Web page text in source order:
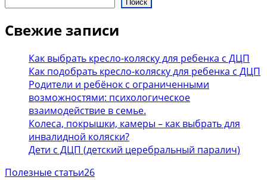
Поиск
Свежие записи
Как выбрать кресло-коляску для ребенка с ДЦП
Как подобрать кресло-коляску для ребенка с ДЦП
Родители и ребёнок с ограниченными
возможностями: психологическое
взаимодействие в семье.
Колеса, покрышки, камеры – как выбрать для
инвалидной коляски?
Дети с ДЦП (детский церебральный паралич)
Полезные статьи26